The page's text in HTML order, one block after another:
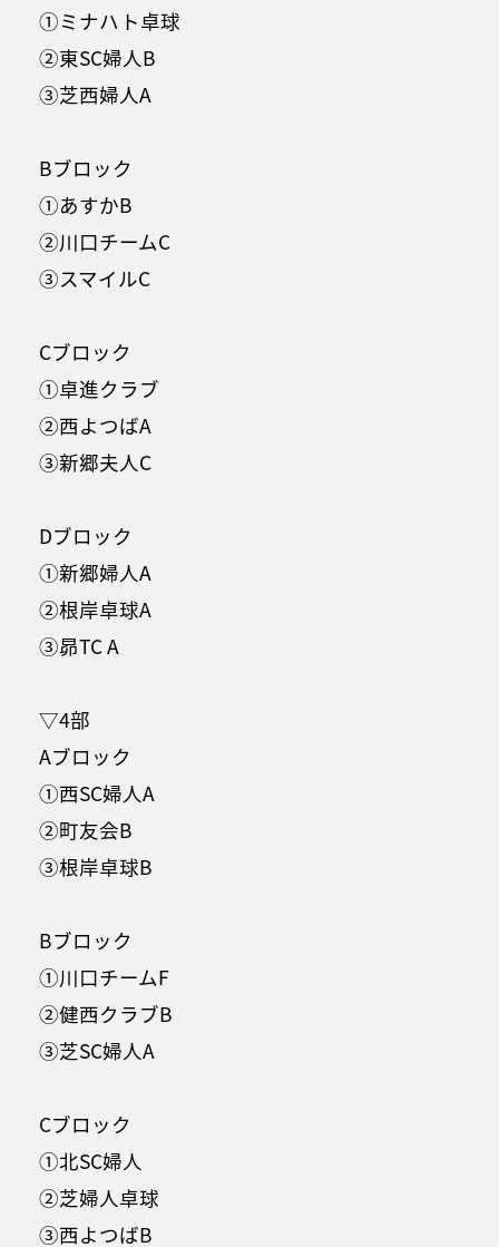
①ミナハト卓球
②東SC婦人B
③芝西婦人A
Bブロック
①あすかB
②川口チームC
③スマイルC
Cブロック
①卓進クラブ
②西よつばA
③新郷夫人C
Dブロック
①新郷婦人A
②根岸卓球A
③昴TC A
▽4部
Aブロック
①西SC婦人A
②町友会B
③根岸卓球B
Bブロック
①川口チームF
②健西クラブB
③芝SC婦人A
Cブロック
①北SC婦人
②芝婦人卓球
③西よつばB